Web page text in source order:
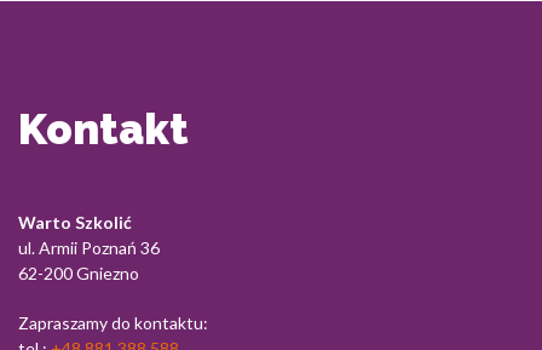
Kontakt
Warto Szkolić
ul. Armii Poznań 36
62-200 Gniezno
Zapraszamy do kontaktu: